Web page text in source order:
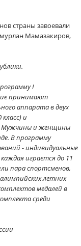
страны завоевали
Мамазакиров,
I
принимают
аппарата в двух
и
Мужчины и женщины
В программу
- индивидуальные
играется до 11
пара спортсменов,
летних
медалей в
среди